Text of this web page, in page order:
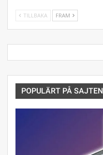
TILLBAKA FRAM
POPULÄRT PÅ SAJTEN